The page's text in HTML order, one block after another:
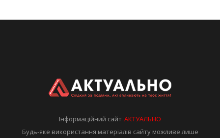
Інформаційний сайтАКТУАЛЬНО
Будь-яке використання матеріалів сайту можливе лише